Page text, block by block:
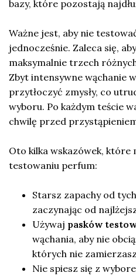
bazy, które pozostają
Ważne jest, aby nie
jednocześnie. Zaleca się,
maksymalnie trzech
Zbyt intensywne wąchanie
przytłoczyć zmysły, co
wyboru. Po każdym teście
chwilę przed
Oto kilka wskazówek, które
testowaniu perfum:
Starsz zapachy od
zaczynając od
Używaj pasków
wąchania, aby nie
których nie
Nie spiesz się z